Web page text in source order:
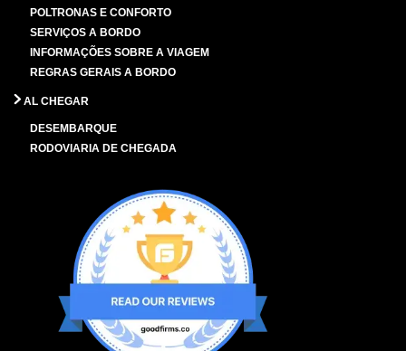
POLTRONAS E CONFORTO
SERVIÇOS A BORDO
INFORMAÇÕES SOBRE A VIAGEM
REGRAS GERAIS A BORDO
AL CHEGAR
DESEMBARQUE
RODOVIARIA DE CHEGADA